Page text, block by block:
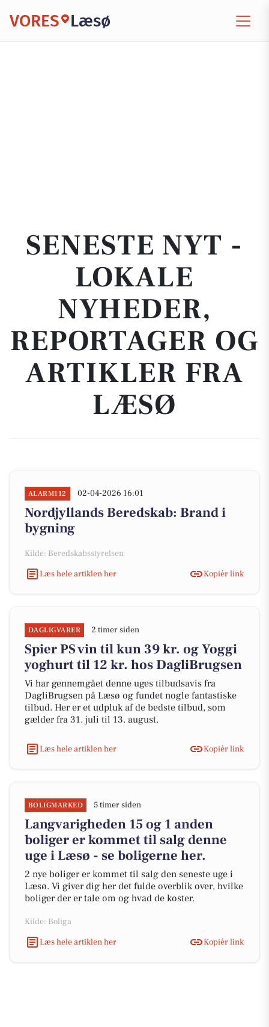
VORES Læsø
SENESTE NYT -
LOKALE
NYHEDER,
REPORTAGER OG
ARTIKLER FRA
LÆSØ
ALARM112 02-04-2026 16:01
Nordjyllands Beredskab: Brand i
bygning
Kilde: Beredskabsstyrelsen
Læs hele artiklen her
Kopiér link
DAGLIGVARER 2 timer siden
Spier PS vin til kun 39 kr. og Yoggi
yoghurt til 12 kr. hos DagliBrugsen
Vi har gennemgået denne uges tilbudsavis fra
DagliBrugsen på Læsø og fundet nogle fantastiske
tilbud. Her er et udpluk af de bedste tilbud, som
gælder fra 31. juli til 13. august.
Læs hele artiklen her Kopiér link
BOLIGMARKED 5 timer siden
Langvarigheden 15 og 1 anden
boliger er kommet til salg denne
uge i Læsø - se boligerne her.
2 nye boliger er kommet til salg den seneste uge i
Læsø. Vi giver dig her det fulde overblik over, hvilke
boliger der er tale om og hvad de koster.
Kilde: Boliga
Læs hele artiklen her
Kopiér link